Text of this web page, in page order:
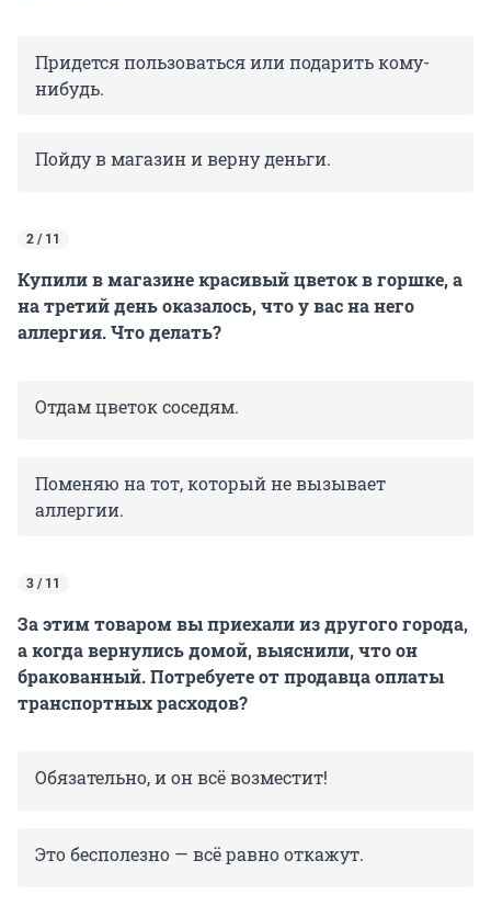
Придется пользоваться или подарить кому-
нибудь.
Пойду в магазин и верну деньги.
2 / 11
Купили в магазине красивый цветок в горшке, а
на третий день оказалось, что у вас на него
аллергия. Что делать?
Отдам цветок соседям.
Поменяю на тот, который не вызывает
аллергии.
3 / 11
За этим товаром вы приехали из другого города,
а когда вернулись домой, выяснили, что он
бракованный. Потребуете от продавца оплаты
транспортных расходов?
Обязательно, и он всё возместит!
Это бесполезно — всё равно откажут.